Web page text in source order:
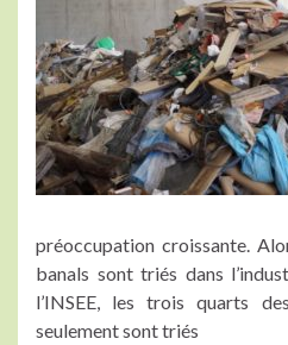
préoccupation croissante.
banals sont triés dans
l’INSEE, les trois quarts
seulement sont triés